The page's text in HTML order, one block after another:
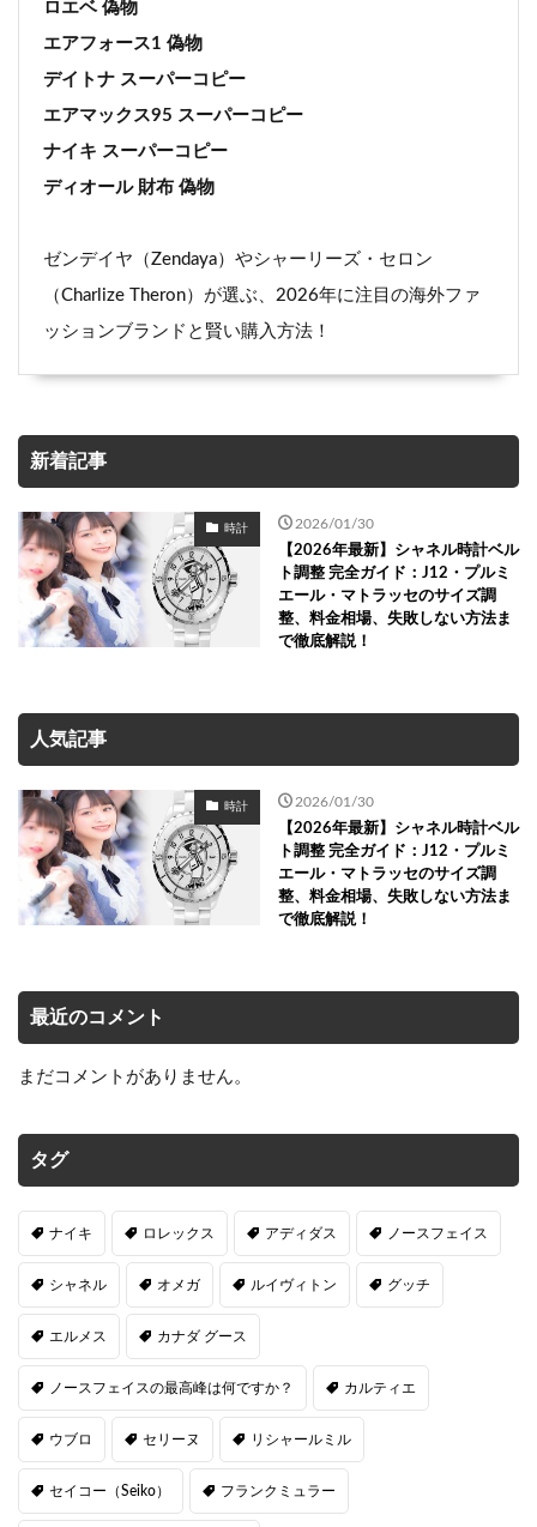
ロエベ 偽物
エアフォース1 偽物
デイトナ スーパーコピー
エアマックス95 スーパーコピー
ナイキ スーパーコピー
ディオール 財布 偽物
ゼンデイヤ（Zendaya）やシャーリーズ・セロン
（Charlize Theron）が選ぶ、2026年に注目の海外ファ
ッションブランドと賢い購入方法！
新着記事
時計 2026/01/30
【2026年最新】シャネル時計ベル
ト調整 完全ガイド：J12・プルミ
エール・マトラッセのサイズ調
整、料金相場、失敗しない方法ま
で徹底解説！
人気記事
時計 2026/01/30
【2026年最新】シャネル時計ベル
ト調整 完全ガイド：J12・プルミ
エール・マトラッセのサイズ調
整、料金相場、失敗しない方法ま
で徹底解説！
最近のコメント
まだコメントがありません。
タグ
ナイキ ロレックス アディダス ノースフェイス
シャネル オメガ ルイヴィトン グッチ
エルメス カナダ グース
ノースフェイスの最高峰は何ですか？ カルティエ
ウブロ セリーヌ リシャールミル
セイコー（Seiko） フランクミュラー